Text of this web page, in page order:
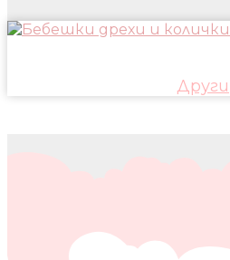
Други